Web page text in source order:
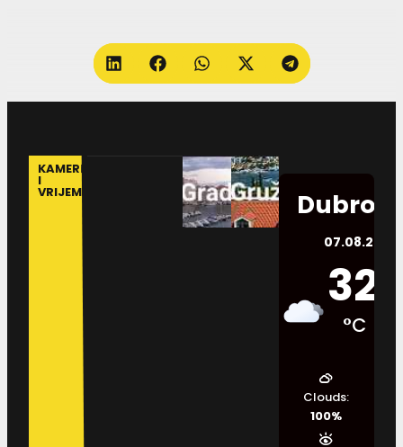
KAMERE
I
VRIJEME
07.08.2026.
32
°C
Clouds:
100%